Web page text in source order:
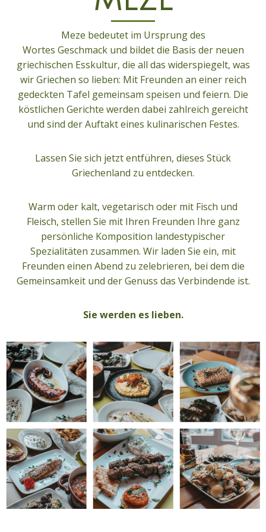
Meze bedeutet im Ursprung des
Wortes Geschmack und bildet die Basis der neuen
griechischen Esskultur, die all das widerspiegelt, was
wir Griechen so lieben: Mit Freunden an einer reich
gedeckten Tafel gemeinsam speisen und feiern. Die
köstlichen Gerichte werden dabei zahlreich gereicht
und sind der Auftakt eines kulinarischen Festes.
Lassen Sie sich jetzt entführen, dieses Stück
Griechenland zu entdecken.
Warm oder kalt, vegetarisch oder mit Fisch und
Fleisch, stellen Sie mit Ihren Freunden Ihre ganz
persönliche Komposition landestypischer
Spezialitäten zusammen. Wir laden Sie ein, mit
Freunden einen Abend zu zelebrieren, bei dem die
Gemeinsamkeit und der Genuss das Verbindende ist.
Sie werden es lieben.